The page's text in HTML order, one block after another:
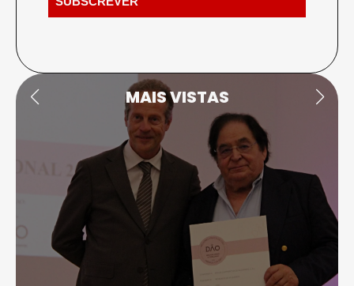
MAIS VISTAS